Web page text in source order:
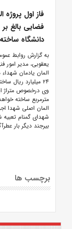
فاز اول پروژه
دانشگاه
به گزارش روابط
یعقوبی، مدیر امور
المان یادمان شهداء
۲۴ میلیارد ریال ساخته شد.
المان اصلی شهدا
شهدای گمنام تعبیه
بیرجند دیگر بار
برچسب ها